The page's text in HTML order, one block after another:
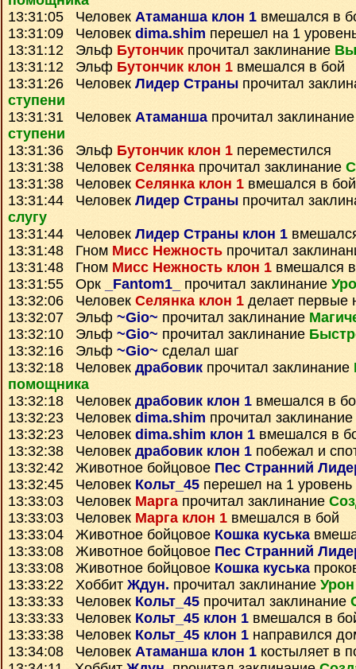
13:31:05 Человек Атаманша клон 1 вмешался в
13:31:09 Человек dima.shim перешел на 1
13:31:12 Эльф Бутончик прочитал заклинание
13:31:12 Эльф Бутончик клон 1 вмешался в бой
13:31:26 Человек Лидер Страны прочитал
ступени
13:31:31 Человек Атаманшапрочитал
ступени
13:31:36 Эльф Бутончик клон 1 переместился
13:31:38 Человек Селянкапрочитал заклинание
13:31:38 Человек Селянка клон 1 вмешался в бой
13:31:44 Человек Лидер Страны прочитал
слугу
13:31:44 Человек Лидер Страны клон 1
13:31:48 Гном Мисс Нежность прочитал
13:31:48 Гном Мисс Нежность клон 1 вмешался
13:31:55 Орк
_Fantom1_ прочитал заклинание
13:32:06 Человек Селянка клон 1 делает первые
13:32:07 Эльф ~Gio~ прочитал заклинание
13:32:10 Эльф ~Gio~ прочитал заклинание
13:32:16 Эльф ~Gio~ сделал шаг
13:32:18 Человек драбовик прочитал заклинание
помощника
13:32:18 Человек драбовик клон 1 вмешался в
13:32:23 Человек dima.shim прочитал заклинание
13:32:23 Человек dima.shim клон 1 вмешался в
13:32:38 Человек драбовик клон 1 побежал и
13:32:42 Животное бойцовое Пес Странний
13:32:45 Человек Кольт_45 перешел на 1 уровень
13:33:03 Человек Маргапрочитал заклинание
13:33:03 Человек Марга клон 1 вмешался в бой
13:33:04 Животное бойцовое Кошка куська
13:33:08 Животное бойцовое Пес Странний
13:33:08 Животное бойцовое Кошка куська
13:33:22 Хоббит Ждун. прочитал заклинание
13:33:33 Человек Кольт_45 прочитал заклинание
13:33:33 Человек Кольт_45 клон 1 вмешался в
13:33:38 Человек Кольт_45 клон 1 направился
13:34:08 Человек Атаманша клон 1 костыляет в